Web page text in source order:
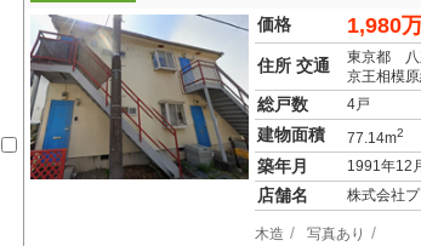
価格
1,980
住所 交通
東京都
京王相模
総戸数 4戸
建物面積 77.14m2
築年月 1991年12
店舗名 株式会社
木造 写真あり